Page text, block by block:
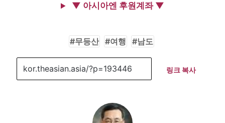
▼ 아시아엔 후원계좌 ▼
무등산 여행 남도
링크 복사